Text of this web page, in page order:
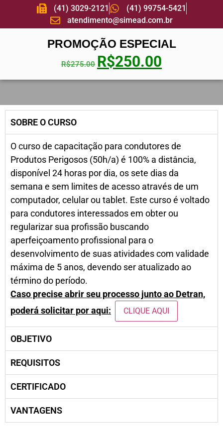
(41) 3029-2121
(41) 99754-5421
atendimento@simead.com.br
PROMOÇÃO ESPECIAL
R$275.00 R$250.00
SOBRE O CURSO
O curso de capacitação para condutores de
Produtos Perigosos (50h/a) é 100% a distância,
disponível 24 horas por dia, os sete dias da
semana e sem limites de acesso através de um
computador, celular ou tablet. Este curso é voltado
para condutores interessados em obter ou
regularizar sua profissão buscando
aperfeiçoamento profissional para o
desenvolvimento de suas atividades com validade
máxima de 5 anos, devendo ser atualizado ao
término do período.
Caso precise abrir seu processo junto ao Detran,
poderá solicitar por aqui:
CLIQUE AQUI
OBJETIVO
REQUISITOS
CERTIFICADO
VANTAGENS